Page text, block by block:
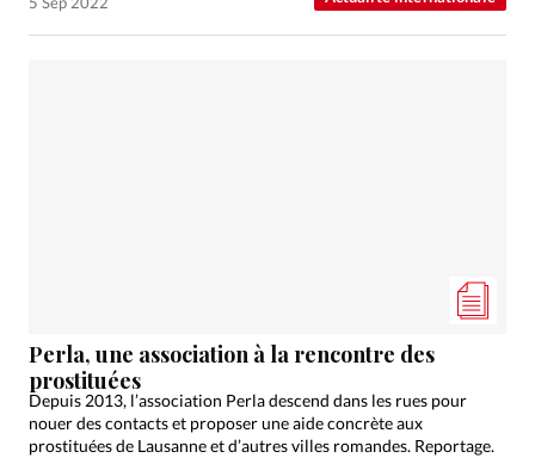
Perla, une association à la rencontre des
prostituées
Depuis 2013, l’association Perla descend dans les rues pour
nouer des contacts et proposer une aide concrète aux
prostituées de Lausanne et d’autres villes romandes. Reportage.